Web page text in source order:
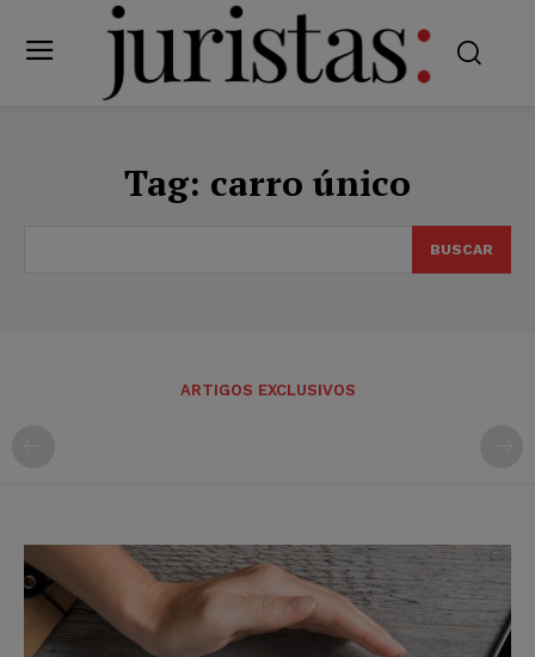
Tag: carro único
BUSCAR
ARTIGOS EXCLUSIVOS